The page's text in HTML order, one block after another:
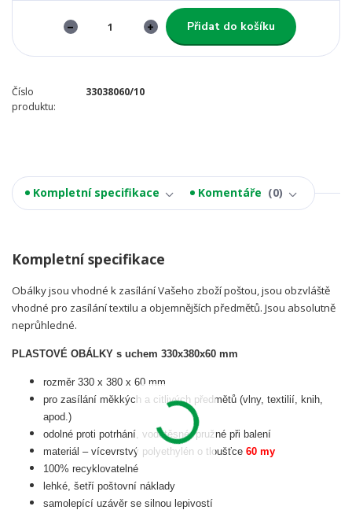
Přidat do košíku
Číslo
produktu:
33038060/10
Kompletní specifikace Komentáře 0
Kompletní specifikace
Obálky jsou vhodné k zasílání Vašeho zboží poštou, jsou obzvláště
vhodné pro zasílání textilu a objemnějších předmětů. Jsou absolutně
neprůhledné.
PLASTOVÉ OBÁLKY s uchem 330x380x60 mm
rozměr 330 x 380 x 60 mm
pro zasílání měkkých a citlivých předmětů (vlny, textilií, knih,
apod.)
odolné proti potrhání, vodotěsné, pružné při balení
materiál – vícevrstvý polyethylén o tloušťce 60 my
100% recyklovatelné
lehké, šetří poštovní náklady
samolepící uzávěr se silnou lepivostí